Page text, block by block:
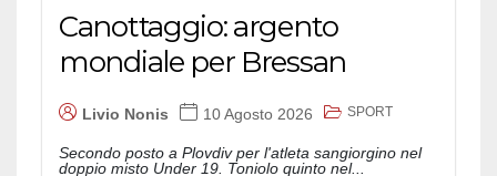
Canottaggio: argento
mondiale per Bressan
Livio Nonis 10 Agosto 2026 SPORT
Secondo posto a Plovdiv per l'atleta sangiorgino nel
doppio misto Under 19. Toniolo quinto nel...